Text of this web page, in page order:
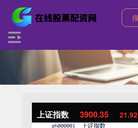
上证指数 3900.35 21.92